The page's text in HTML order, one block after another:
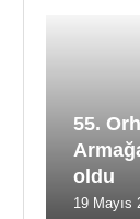
55.
oldu
19 Mayıs